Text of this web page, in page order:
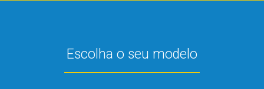
Escolha o seu modelo